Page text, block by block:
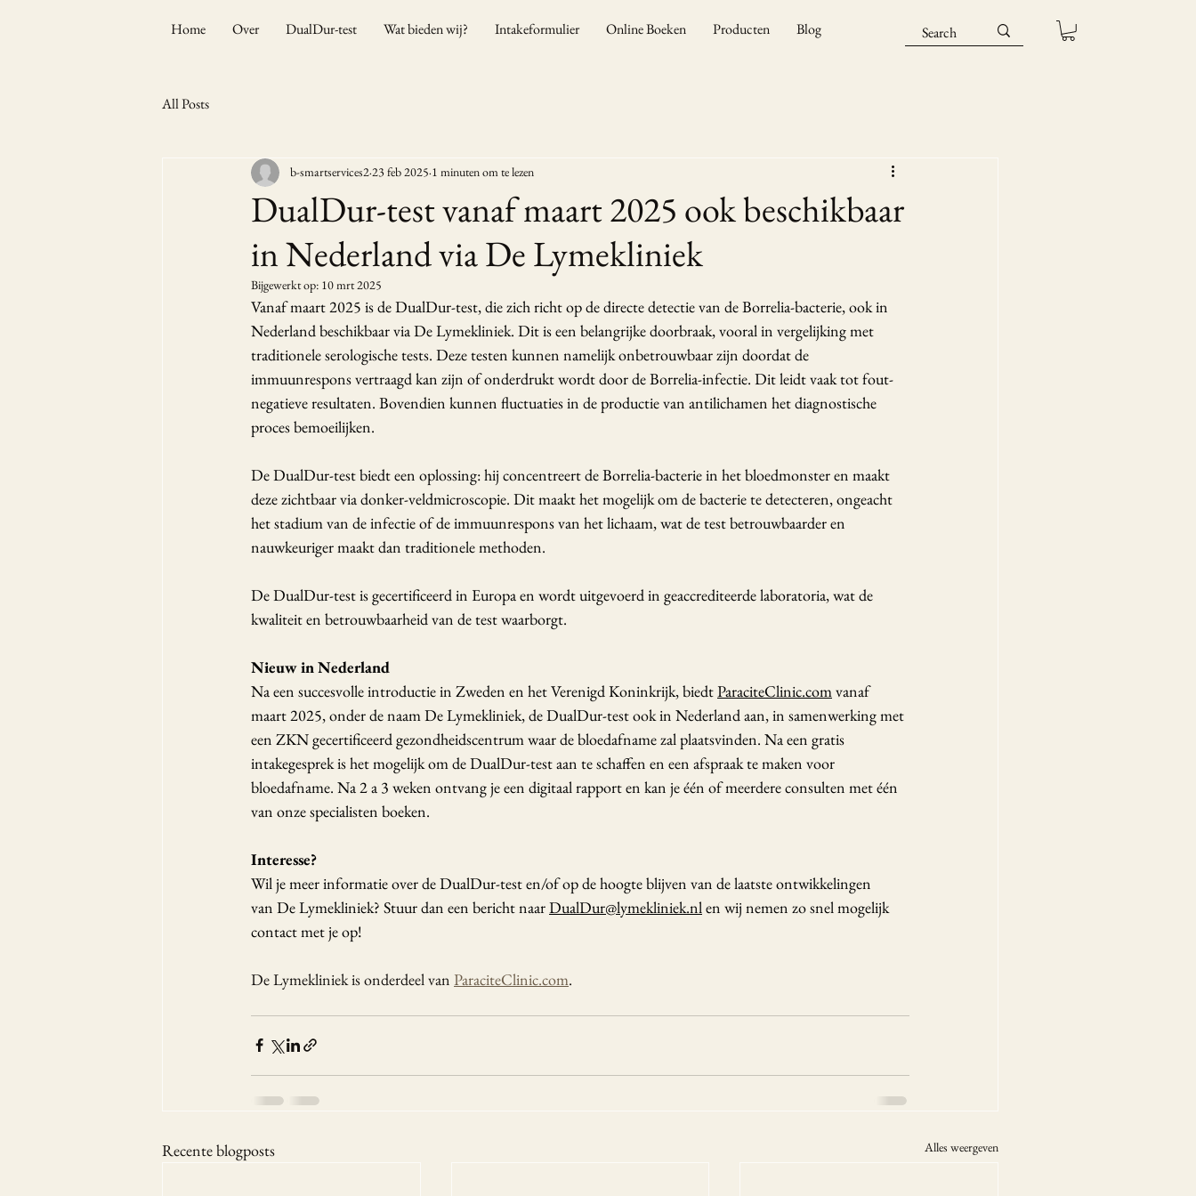
Home Over DualDur-test Wat bieden wij? Intakeformulier Online Boeken Producten Blog
All Posts
DualDur-test vanaf maart 2025 ook beschikbaar
in Nederland via De Lymekliniek
b-smartservices223 feb 2025 1 minuten om te lezen
Bijgewerkt op: 10 mrt 2025
Vanaf maart 2025 is de DualDur-test, die zich richt op de directe detectie van de Borrelia-bacterie, ook in
Nederland beschikbaar via De Lymekliniek. Dit is een belangrijke doorbraak, vooral in vergelijking met
traditionele serologische tests. Deze testen kunnen namelijk onbetrouwbaar zijn doordat de
immuunrespons vertraagd kan zijn of onderdrukt wordt door de Borrelia-infectie. Dit leidt vaak tot fout-
negatieve resultaten. Bovendien kunnen fluctuaties in de productie van antilichamen het diagnostische
proces bemoeilijken.
De DualDur-test biedt een oplossing: hij concentreert de Borrelia-bacterie in het bloedmonster en maakt
deze zichtbaar via donker-veldmicroscopie. Dit maakt het mogelijk om de bacterie te detecteren, ongeacht
het stadium van de infectie of de immuunrespons van het lichaam, wat de test betrouwbaarder en
nauwkeuriger maakt dan traditionele methoden.
De DualDur-test is gecertificeerd in Europa en wordt uitgevoerd in geaccrediteerde laboratoria, wat de
kwaliteit en betrouwbaarheid van de test waarborgt.
Nieuw in Nederland
Na een succesvolle introductie in Zweden en het Verenigd Koninkrijk, biedt ParaciteClinic.com vanaf
maart 2025, onder de naam De Lymekliniek, de DualDur-test ook in Nederland aan, in samenwerking met
een ZKN gecertificeerd gezondheidscentrum waar de bloedafname zal plaatsvinden. Na een gratis
intakegesprek is het mogelijk om de DualDur-test aan te schaffen en een afspraak te maken voor
bloedafname. Na 2 a 3 weken ontvang je een digitaal rapport en kan je één of meerdere consulten met één
van onze specialisten boeken.
Interesse?
Wil je meer informatie over de DualDur-test en/of op de hoogte blijven van de laatste ontwikkelingen
van De Lymekliniek? Stuur dan een bericht naar DualDur@lymekliniek.nl en wij nemen zo snel mogelijk
contact met je op!
De Lymekliniek is onderdeel van ParaciteClinic.com.
Recente blogposts Alles weergeven